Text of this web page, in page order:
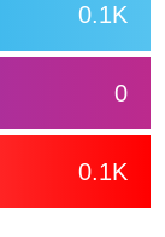
0.1K
0
0.1K